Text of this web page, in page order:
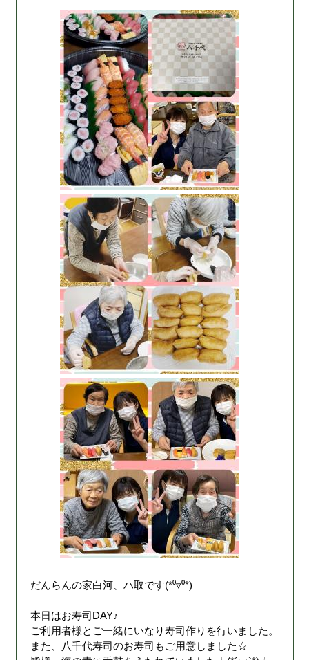
だんらんの家白河、ハ取です(*⁰▿⁰*)
本日はお寿司DAY♪
ご利用者様とご一緒にいなり寿司作りを行いました。
また、八千代寿司のお寿司もご用意しました☆